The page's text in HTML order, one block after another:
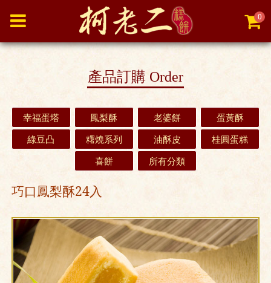
0
產品訂購 Order
幸福蛋塔 鳳梨酥 老婆餅
蛋黃酥
綠豆凸
糬燒系列 油酥皮
桂圓蛋糕
喜餅
所有分類
巧口鳳梨酥24入